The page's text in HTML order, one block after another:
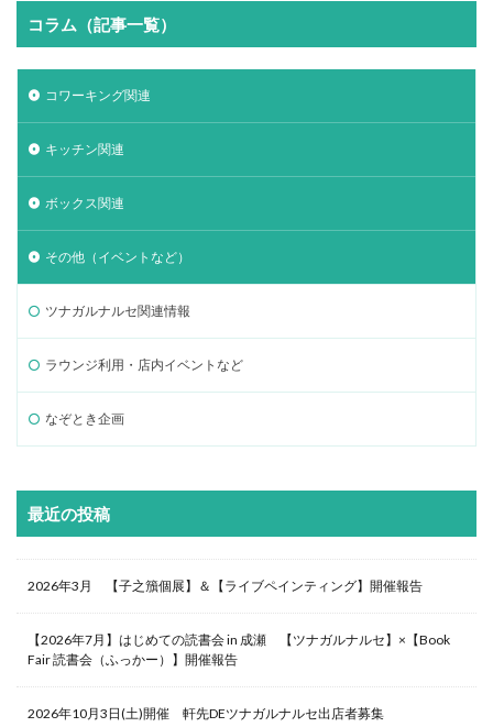
コラム（記事一覧）
コワーキング関連
キッチン関連
ボックス関連
その他（イベントなど）
ツナガルナルセ関連情報
ラウンジ利用・店内イベントなど
なぞとき企画
最近の投稿
2026年3月 【子之籏個展】＆【ライブペインティング】開催報告
【2026年7月】はじめての読書会 in 成瀬 【ツナガルナルセ】×【Book
Fair 読書会（ふっかー）】開催報告
2026年10月3日(土)開催 軒先DEツナガルナルセ出店者募集